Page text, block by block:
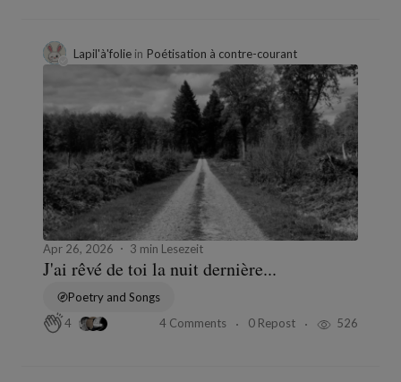
Lapil'à'folie in Poétisation à contre-courant
Apr 26, 2026 3 min Lesezeit
J'ai rêvé de toi la nuit dernière...
Poetry and Songs
4
4 Comments 0 Repost 526